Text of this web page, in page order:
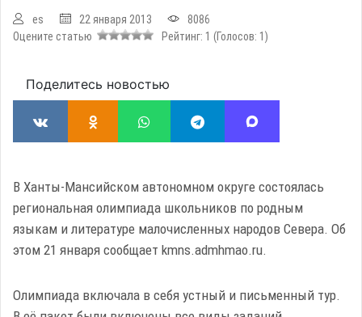
es 22 января 2013
8086
Оцените статью
Рейтинг: 1 (Голосов: 1 )
Поделитесь новостью
В Ханты-Мансийском автономном округе состоялась
региональная олимпиада школьников по родным
языкам и литературе малочисленных народов Севера. Об
этом 21 января сообщает kmns.admhmao.ru.
Олимпиада включала в себя устный и письменный тур.